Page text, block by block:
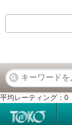
平均レーティング： 0